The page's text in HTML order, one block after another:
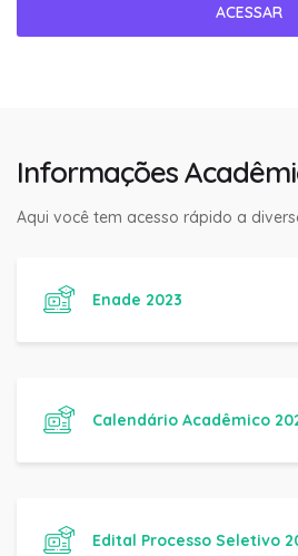
ACESSAR
Informações
Aqui você tem acesso rápido a
Enade 2023
Calendário Acadêmico
Edital Processo Seletivo